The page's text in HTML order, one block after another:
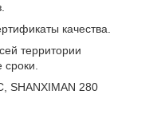
качества.
территории
сроки.
SHANXIMAN 280